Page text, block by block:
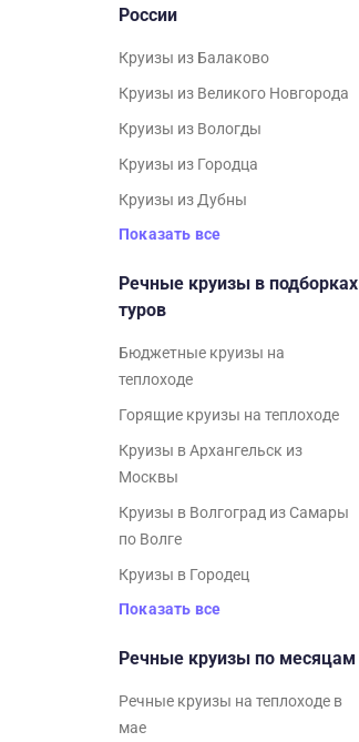
России
Круизы из Балаково
Круизы из Великого Новгорода
Круизы из Вологды
Круизы из Городца
Круизы из Дубны
Показать все
Речные круизы в подборках
туров
Бюджетные круизы на
теплоходе
Горящие круизы на теплоходе
Круизы в Архангельск из
Москвы
Круизы в Волгоград из Самары
по Волге
Круизы в Городец
Показать все
Речные круизы по месяцам
Речные круизы на теплоходе в
мае